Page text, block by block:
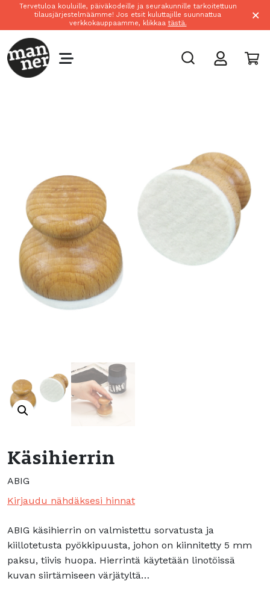
Tervetuloa kouluille, päiväkodeille ja seurakunnille tarkoitettuun
tilausjärjestelmäämme! Jos etsit kuluttajille suunnattua
verkkokauppaamme, klikkaa tästä. ×
Käsihierrin
ABIG
Kirjaudu nähdäksesi hinnat
ABIG käsihierrin on valmistettu sorvatusta ja
kiillotetusta pyökkipuusta, johon on kiinnitetty 5 mm
paksu, tiivis huopa. Hierrintä käytetään linotöissä
kuvan siirtämiseen värjätyltä…